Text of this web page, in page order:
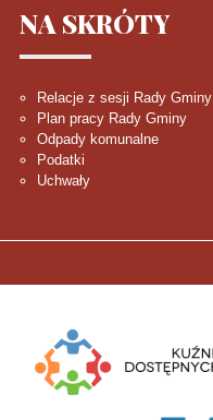
NA SKRÓTY
Relacje z sesji Rady Gminy
Plan pracy Rady Gminy
Odpady komunalne
Podatki
Uchwały